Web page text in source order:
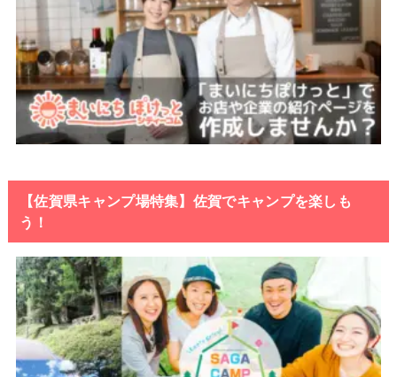
【佐賀県キャンプ場特集】佐賀でキャンプを楽しも
う！